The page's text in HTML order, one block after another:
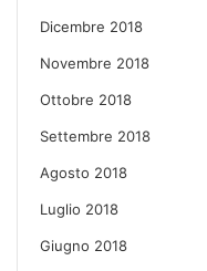
Dicembre 2018
Novembre 2018
Ottobre 2018
Settembre 2018
Agosto 2018
Luglio 2018
Giugno 2018